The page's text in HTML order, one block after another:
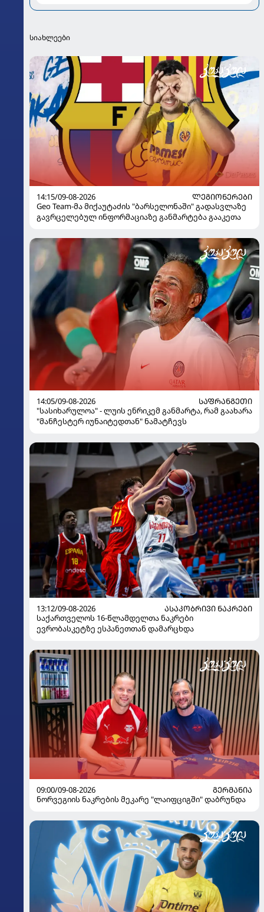
სიახლეები
14:15/09-08-2026
ᲚᲔᲒᲘᲝᲜᲔᲠᲔᲑᲘ
Geo Team-მა მიქაუტაძის "ბარსელონაში" გადასვლაზე
გავრცელებულ ინფორმაციაზე განმარტება გააკეთა
14:05/09-08-2026
ᲡᲐᲤᲠᲐᲜᲒᲔᲗᲘ
"სასიხარულოა" - ლუის ენრიკემ განმარტა, რამ გაახარა
"მანჩესტერ იუნაიტედთან" ნამატჩევს
13:12/09-08-2026
ᲐᲡᲐᲙᲝᲑᲠᲘᲕᲘ ᲜᲐᲙᲠᲔᲑᲘ
საქართველოს 16-წლამდელთა ნაკრები
ევრობასკეტზე ესპანეთთან დამარცხდა
09:00/09-08-2026
ᲒᲔᲠᲛᲐᲜᲘᲐ
ნორვეგიის ნაკრების მეკარე "ლაიფციგში" დაბრუნდა